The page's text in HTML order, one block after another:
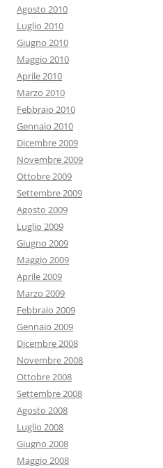
Agosto 2010
Luglio 2010
Giugno 2010
Maggio 2010
Aprile 2010
Marzo 2010
Febbraio 2010
Gennaio 2010
Dicembre 2009
Novembre 2009
Ottobre 2009
Settembre 2009
Agosto 2009
Luglio 2009
Giugno 2009
Maggio 2009
Aprile 2009
Marzo 2009
Febbraio 2009
Gennaio 2009
Dicembre 2008
Novembre 2008
Ottobre 2008
Settembre 2008
Agosto 2008
Luglio 2008
Giugno 2008
Maggio 2008